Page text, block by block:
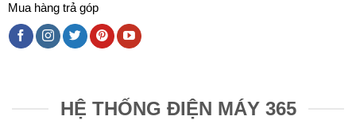
Mua hàng trả góp
HỆ THỐNG ĐIỆN MÁY 365